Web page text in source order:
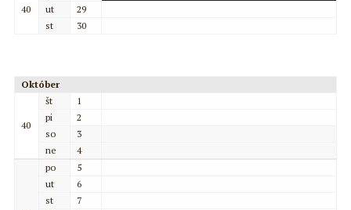
40
ut
29
st
30
Október
40
št
1
pi
2
so
3
ne
4
po
5
ut
6
st
7